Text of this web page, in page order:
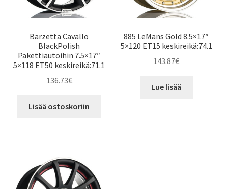
Barzetta Cavallo
BlackPolish
Pakettiautoihin 7.5×17″
5×118 ET50 keskireikä:71.1
136.73€
Lisää ostoskoriin
885 LeMans Gold 8.5×17″
5×120 ET15 keskireikä:74.1
143.87€
Lue lisää